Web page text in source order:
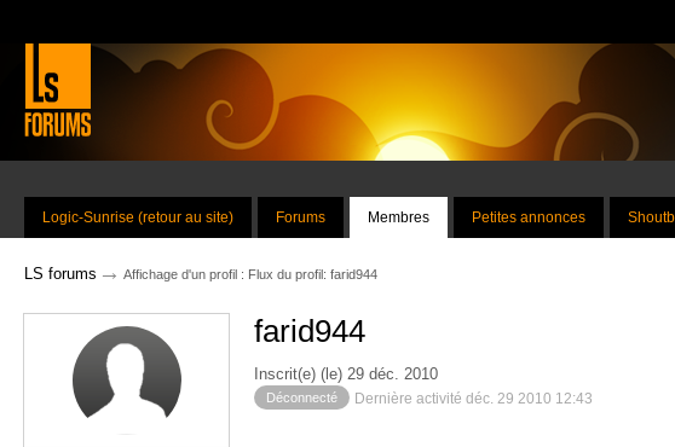
Logic-Sunrise (retour au site) Forums Membres Petites annonces
LS forums → Affichage d'un profil : Flux du profil: farid944
farid944
Inscrit(e) (le) 29 déc. 2010
Déconnecté Dernière activité déc. 29 2010 12:43